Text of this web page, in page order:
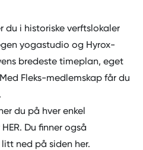
du i historiske verftslokaler
yogastudio og Hyrox-
bredeste timeplan, eget
Fleks-medlemskap får du
du på hver enkel
HER. Du finner også
ned på siden her.